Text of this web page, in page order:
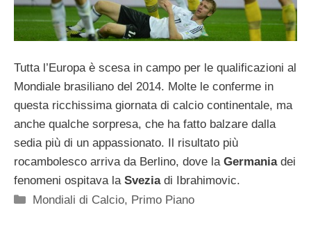
Tutta l’Europa è scesa in campo per le qualificazioni al
Mondiale brasiliano del 2014. Molte le conferme in
questa ricchissima giornata di calcio continentale, ma
anche qualche sorpresa, che ha fatto balzare dalla
sedia più di un appassionato. Il risultato più
rocambolesco arriva da Berlino, dove la Germaniadei
fenomeni ospitava la Sveziadi Ibrahimovic.
Categorie
Mondiali di Calcio, Primo Piano